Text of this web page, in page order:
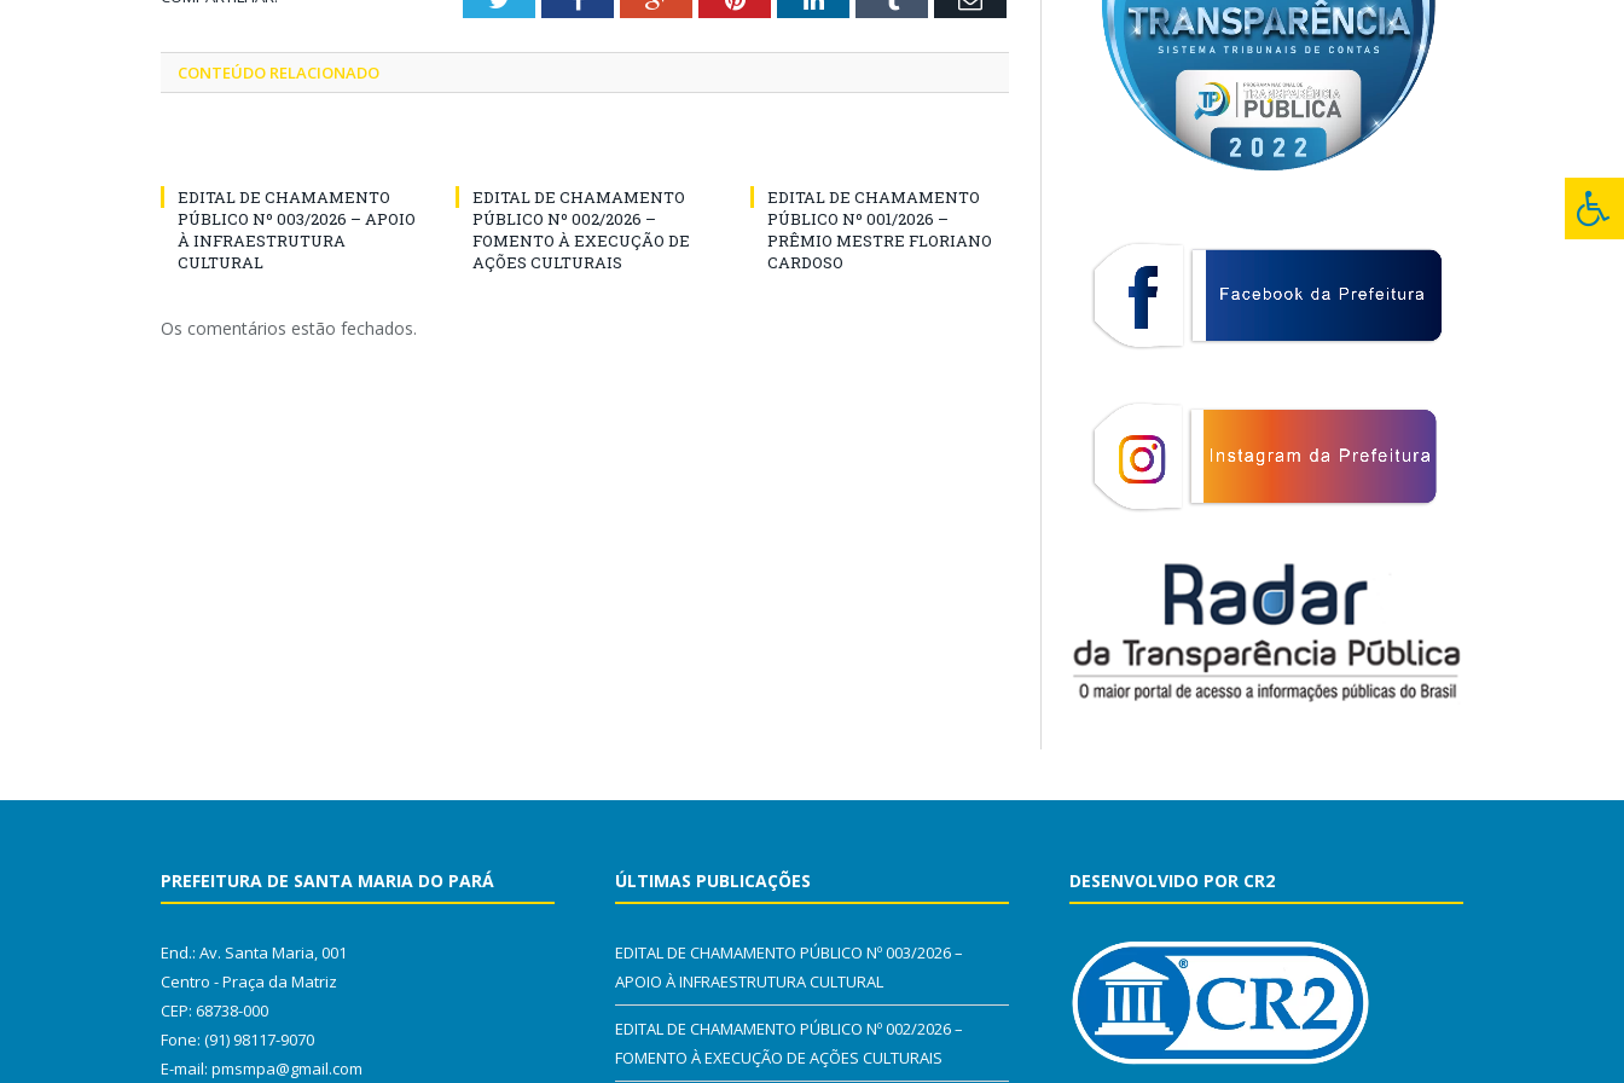
CONTEÚDO RELACIONADO
EDITAL DE CHAMAMENTO
PÚBLICO Nº 003/2026 – APOIO
À INFRAESTRUTURA
CULTURAL
EDITAL DE CHAMAMENTO
PÚBLICO Nº 002/2026 –
FOMENTO À EXECUÇÃO DE
AÇÕES CULTURAIS
EDITAL DE CHAMAMENTO
PÚBLICO Nº 001/2026 –
PRÊMIO MESTRE FLORIANO
CARDOSO
Os comentários estão fechados.
PREFEITURA DE SANTA MARIA DO PARÁ
End.: Av. Santa Maria, 001
Centro - Praça da Matriz
CEP: 68738-000
Fone: (91) 98117-9070
E-mail: pmsmpa@gmail.com
ÚLTIMAS PUBLICAÇÕES
EDITAL DE CHAMAMENTO PÚBLICO Nº 003/2026 –
APOIO À INFRAESTRUTURA CULTURAL
EDITAL DE CHAMAMENTO PÚBLICO Nº 002/2026 –
FOMENTO À EXECUÇÃO DE AÇÕES CULTURAIS
DESENVOLVIDO POR CR2